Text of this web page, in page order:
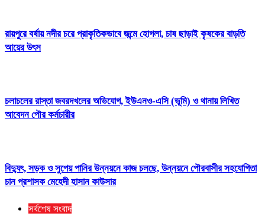
রায়পুরে বর্ষায় নদীর চরে প্রাকৃতিকভাবে জন্মে হোগলা, চাষ ছাড়াই কৃষকের বাড়তি
আয়ের উৎস
চলাচলের রাস্তা জবরদখলের অভিযোগ, ইউএনও-এসি (ভূমি) ও থানায় লিখিত
আবেদন পৌর কর্মচারীর
বিদ্যুৎ, সড়ক ও সুপেয় পানির উন্নয়নে কাজ চলছে, উন্নয়নে পৌরবাসীর সহযোগিতা
চান প্রশাসক মেহেদী হাসান কাউসার
সর্বশেষ সংবাদ